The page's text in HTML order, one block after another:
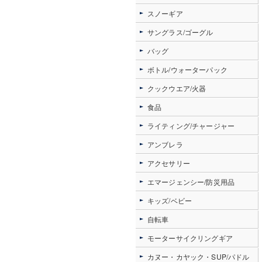
スノーギア
サングラス/ゴーグル
バッグ
ボトル/ウォーターパック
クックウエア/火器
食品
ライティング/チャージャー
アンブレラ
アクセサリー
エマージェンシー/防災用品
キッズ/ベビー
自転車
モーターサイクリングギア
カヌー・カヤック・SUP/パドル